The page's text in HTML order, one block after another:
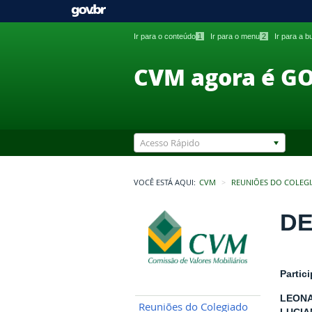
Ir para o conteúdo 1 Ir para o menu 2 Ir para a
CVM agora é
Acesso Rápido
VOCÊ ESTÁ AQUI: CVM REUNIÕES DO
Reuniões do Colegiado